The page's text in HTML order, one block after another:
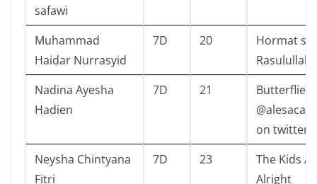
safawi
Muhammad
Haidar Nurrasyid
7D 20
Hormat
Rasulullah
Nadina Ayesha
Hadien
7D 21
Butterflies
on twitter
Neysha Chintyana
Fitri
7D 23
The Kids
Alright